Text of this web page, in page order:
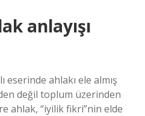
anlayışı
eserinde ahlakı ele almış
değil toplum üzerinden
ahlak, “iyilik fikri”nin elde